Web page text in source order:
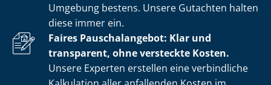
Umgebung bestens. Unsere Gutachten halten
diese immer ein.
Faires Pauschalangebot: Klar und
transparent, ohne versteckte Kosten.
Unsere Experten erstellen eine verbindliche